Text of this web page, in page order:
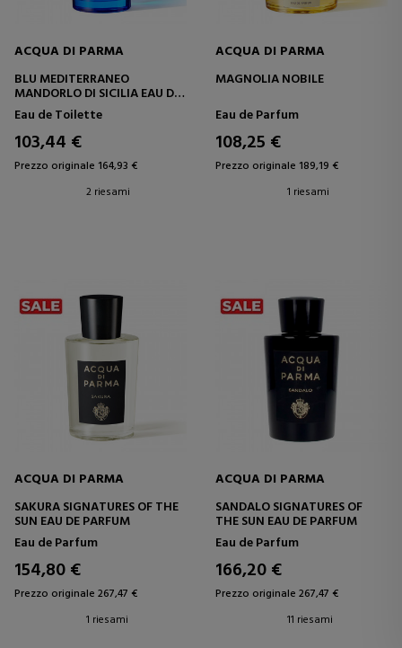
ACQUA DI PARMA
BLU MEDITERRANEO
MANDORLO DI SICILIA EAU DE
TOILETTE
Eau de Toilette
103,44 €
Prezzo originale 164,93 €
2 riesami
ACQUA DI PARMA
MAGNOLIA NOBILE
Eau de Parfum
108,25 €
Prezzo originale 189,19 €
1 riesami
ACQUA DI PARMA
SAKURA SIGNATURES OF THE
SUN EAU DE PARFUM
Eau de Parfum
154,80 €
Prezzo originale 267,47 €
1 riesami
ACQUA DI PARMA
SANDALO SIGNATURES OF
THE SUN EAU DE PARFUM
Eau de Parfum
166,20 €
Prezzo originale 267,47 €
11 riesami